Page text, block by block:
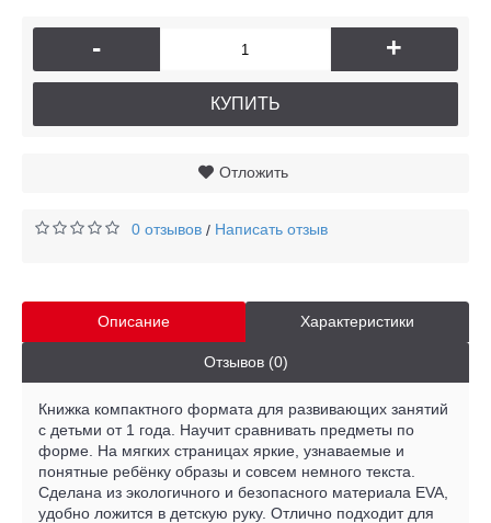
- +
КУПИТЬ
Отложить
0 отзывов / Написать отзыв
Описание Характеристики
Отзывов (0)
Книжка компактного формата для развивающих занятий
с детьми от 1 года. Научит сравнивать предметы по
форме. На мягких страницах яркие, узнаваемые и
понятные ребёнку образы и совсем немного текста.
Сделана из экологичного и безопасного материала EVA,
удобно ложится в детскую руку. Отлично подходит для